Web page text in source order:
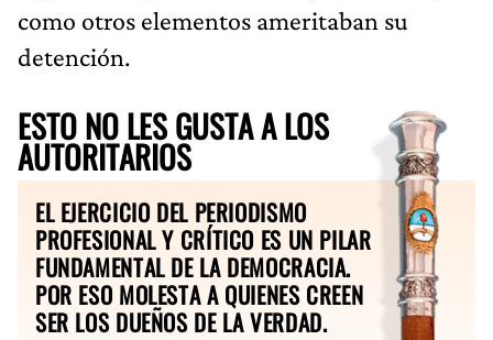
como otros elementos ameritaban su
detención.
ESTO NO LES GUSTA A LOS
AUTORITARIOS
EL EJERCICIO DEL PERIODISMO
PROFESIONAL Y CRÍTICO ES UN PILAR
FUNDAMENTAL DE LA DEMOCRACIA.
POR ESO MOLESTA A QUIENES CREEN
SER LOS DUEÑOS DE LA VERDAD.